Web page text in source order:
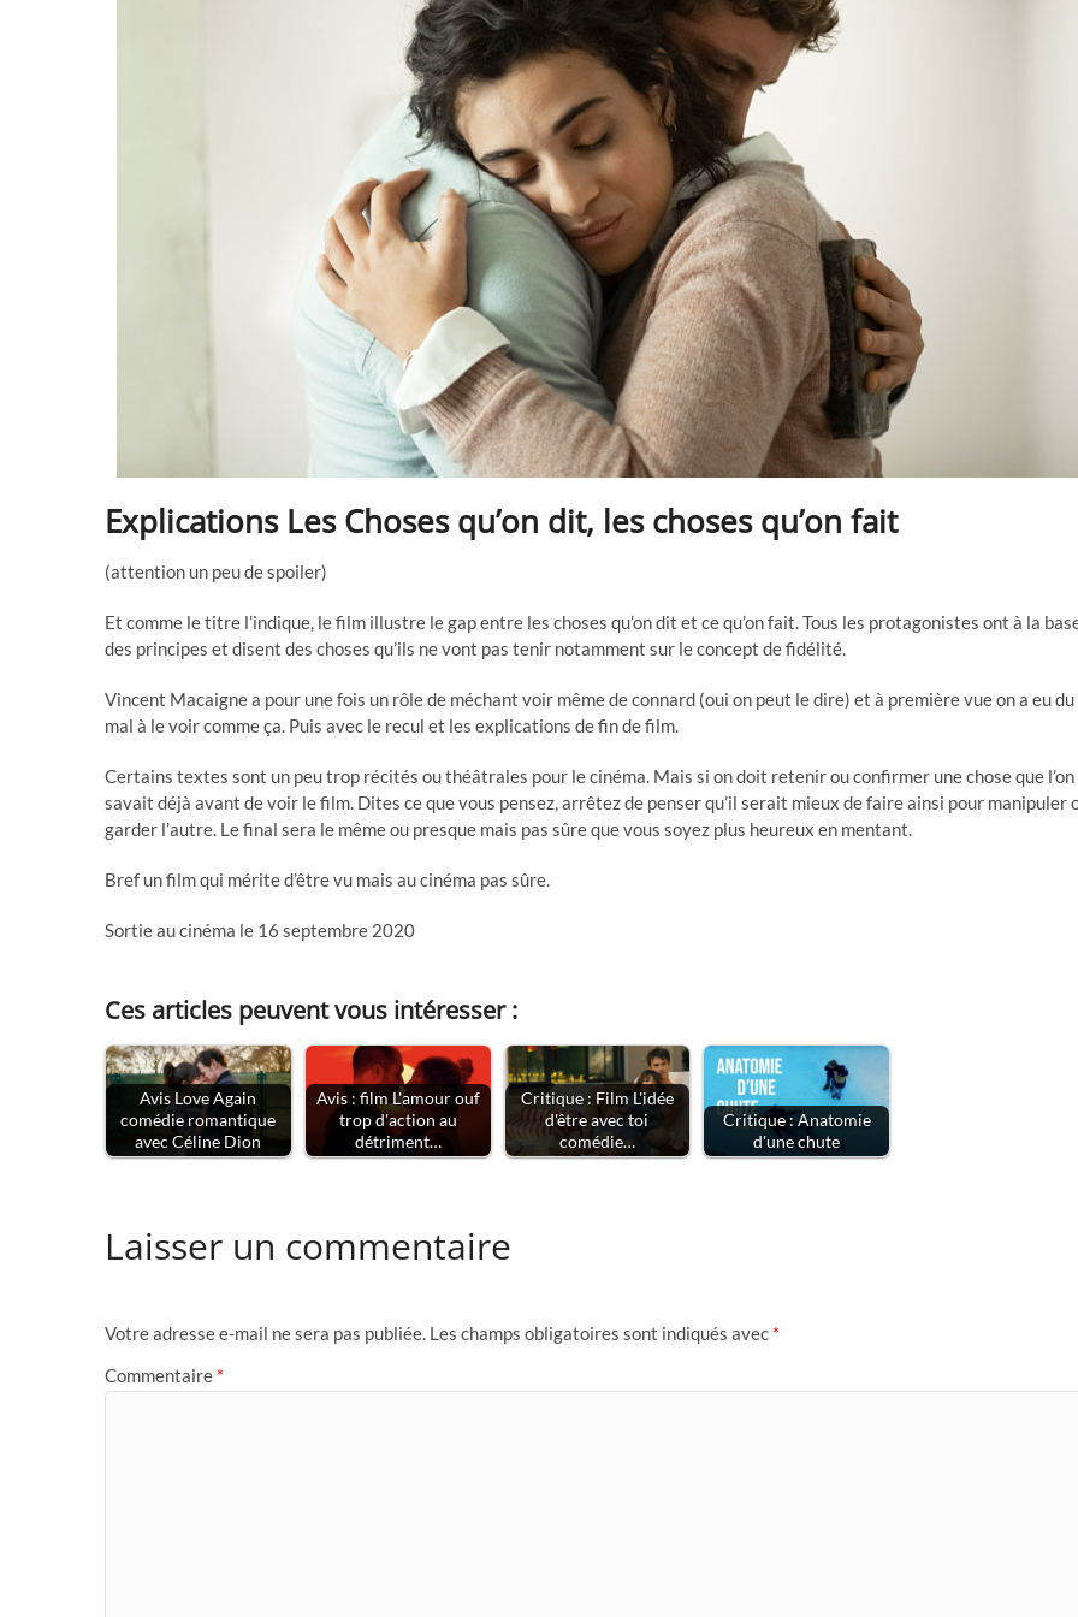
Explications Les Choses qu’on dit, les choses qu’on fait
(attention un peu de spoiler)
Et comme le titre l’indique, le film illustre le gap entre les choses qu’on dit et ce qu’on fait. Tous les protagonistes ont à la
des principes et disent des choses qu’ils ne vont pas tenir notamment sur le concept de fidélité.
Vincent Macaigne a pour une fois un rôle de méchant voir même de connard (oui on peut le dire) et à première vue on a eu du
mal à le voir comme ça. Puis avec le recul et les explications de fin de film.
Certains textes sont un peu trop récités ou théâtrales pour le cinéma. Mais si on doit retenir ou confirmer une chose que l’on
savait déjà avant de voir le film. Dites ce que vous pensez, arrêtez de penser qu’il serait mieux de faire ainsi pour manipuler
garder l’autre. Le final sera le même ou presque mais pas sûre que vous soyez plus heureux en mentant.
Bref un film qui mérite d’être vu mais au cinéma pas sûre.
Sortie au cinéma le 16 septembre 2020
Ces articles peuvent vous intéresser :
Avis Love Again
comédie romantique
avec Céline Dion
Avis : film L'amour ouf
trop d'action au
détriment…
Critique : Film L'idée
d'être avec toi
comédie…
Critique : Anatomie
d'une chute
Laisser un commentaire
Votre adresse e-mail ne sera pas publiée. Les champs obligatoires sont indiqués avec *
Commentaire *